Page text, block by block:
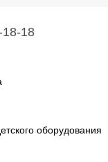
18-18
оборудования